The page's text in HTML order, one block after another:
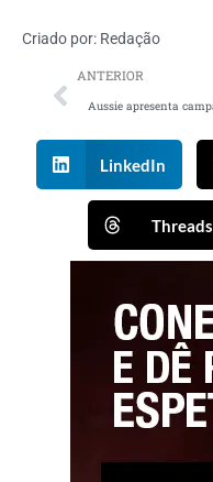
Criado por: Redação
ANTERIOR
LinkedIn
Threads